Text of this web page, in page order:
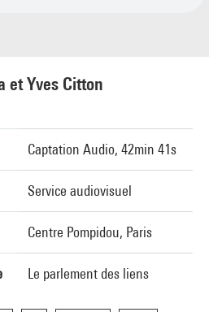
et Yves Citton
Captation Audio, 42min 41s
Service audiovisuel
Centre Pompidou, Paris
Le parlement des liens